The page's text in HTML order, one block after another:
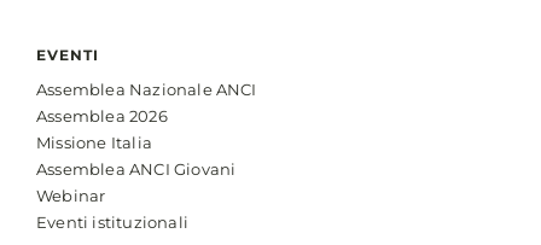
EVENTI
Assemblea Nazionale ANCI
Assemblea 2026
Missione Italia
Assemblea ANCI Giovani
Webinar
Eventi istituzionali